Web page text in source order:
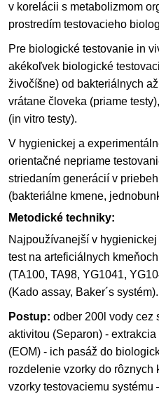
v korelácii s metabolizmom
prostredím testovacieho
Pre biologické testovanie in
akékoľvek biologické
živočíšne) od bakteriálnych
vrátane človeka (priame
(in vitro testy).
V hygienickej a
orientačné nepriame
striedaním generácií v
(bakteriálne kmene,
Metodické techniky:
Najpoužívanejší v
test na arteficiálnych
(TA100, TA98, YG1041,
(Kado assay, Baker´s systém).
Postup: odber 200l vody cez
aktivitou (Separon) -
(EOM) - ich pasáž do
rozdelenie vzorky do
vzorky testovaciemu systému